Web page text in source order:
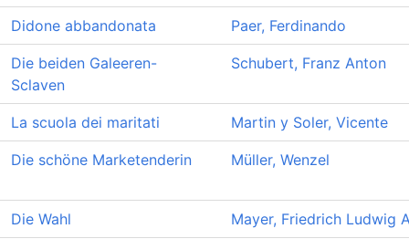
Didone abbandonata Paer, Ferdinando
Die beiden Galeeren-
Sclaven
Schubert, Franz Anton
La scuola dei maritati Martin y Soler, Vicente
Die schöne Marketenderin Müller, Wenzel
Die Wahl Mayer, Friedrich Ludwig